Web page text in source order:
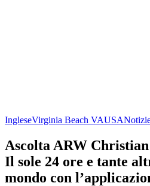
IngleseVirginia Beach VAUSA
Ascolta ARW
Il sole 24 ore e tante
mondo con